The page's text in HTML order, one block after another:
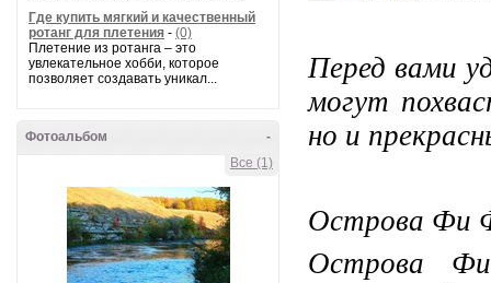
Где купить мягкий и качественный
ротанг для плетения - (0)
Плетение из ротанга – это
увлекательное хобби, которое
позволяет создавать уникал...
-
Фотоальбом
Все (1)
Перед вами
могут
но и
Острова Фи
Острова